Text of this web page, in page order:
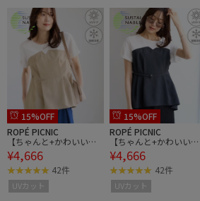
15%OFF
ROPÉ PICNIC
【ちゃんと+かわいい保
証】エアリーリネンライ
ク ドッキングカットトッ
プス/UVケア
¥4,666
42件
UVカット
15%OFF
ROPÉ PICNIC
【ちゃんと+かわいい保
証】エアリーリネンライ
ク ドッキングカットトッ
プス/UVケア
¥4,666
42件
UVカット